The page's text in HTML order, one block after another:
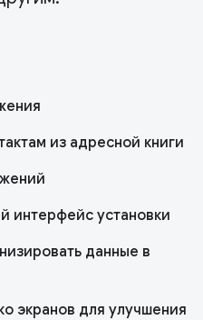
из адресной книги
интерфейс установки
данные в
экранов для улучшения